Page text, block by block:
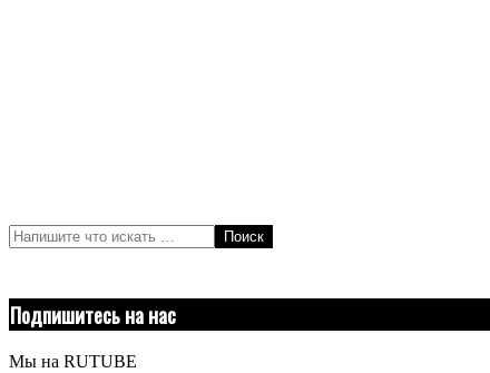
Поиск
Подпишитесь на нас
Мы на RUTUBE